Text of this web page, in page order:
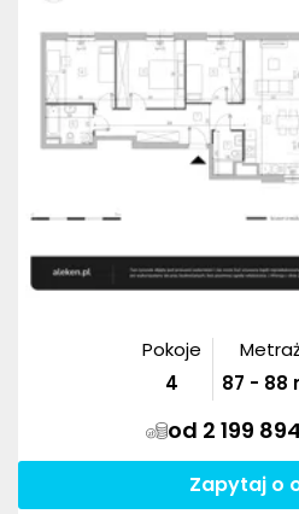
Pokoje
4
87 - 88
od 2 199
Zapytaj o